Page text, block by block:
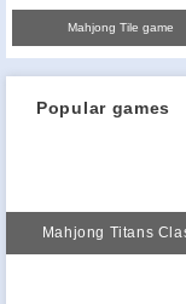
Mahjong Tile game
Popular games
Mahjong Titans